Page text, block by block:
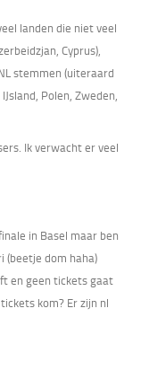
landen die niet veel
Cyprus),
stemmen (uiteraard
Polen, Zweden,
Ik verwacht er veel
in Basel maar ben
(beetje dom haha)
en geen tickets gaat
kom? Er zijn nl